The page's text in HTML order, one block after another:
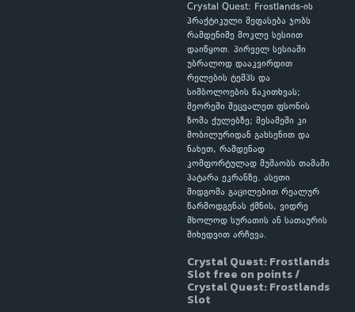
Crystal Quest: Frostlands-ის
პრაქტიკული შეფასება ჯობს
რამდენიმე მოკლე სესიით
დაიწყოთ. პირველ სესიაში
უბრალოდ დააკვირდით
რელების ტემპს და
სიმბოლოების წაკითხვას;
მეორეში შეცვალეთ ფსონის
ზომა ქულებზე; მესამეში კი
მობილურიდან გახსენით და
ნახეთ, რამდენად
კომფორტულად მუშაობს თამაში
პატარა ეკრანზე. ასეთი
მიდგომა გაცილებით რეალურ
წარმოდგენას ქმნის, ვიდრე
მხოლოდ სურათის ან სათაურის
მიხედვით არჩევა.
Crystal Quest: Frostlands
Slot free on points /
Crystal Quest: Frostlands
Slot